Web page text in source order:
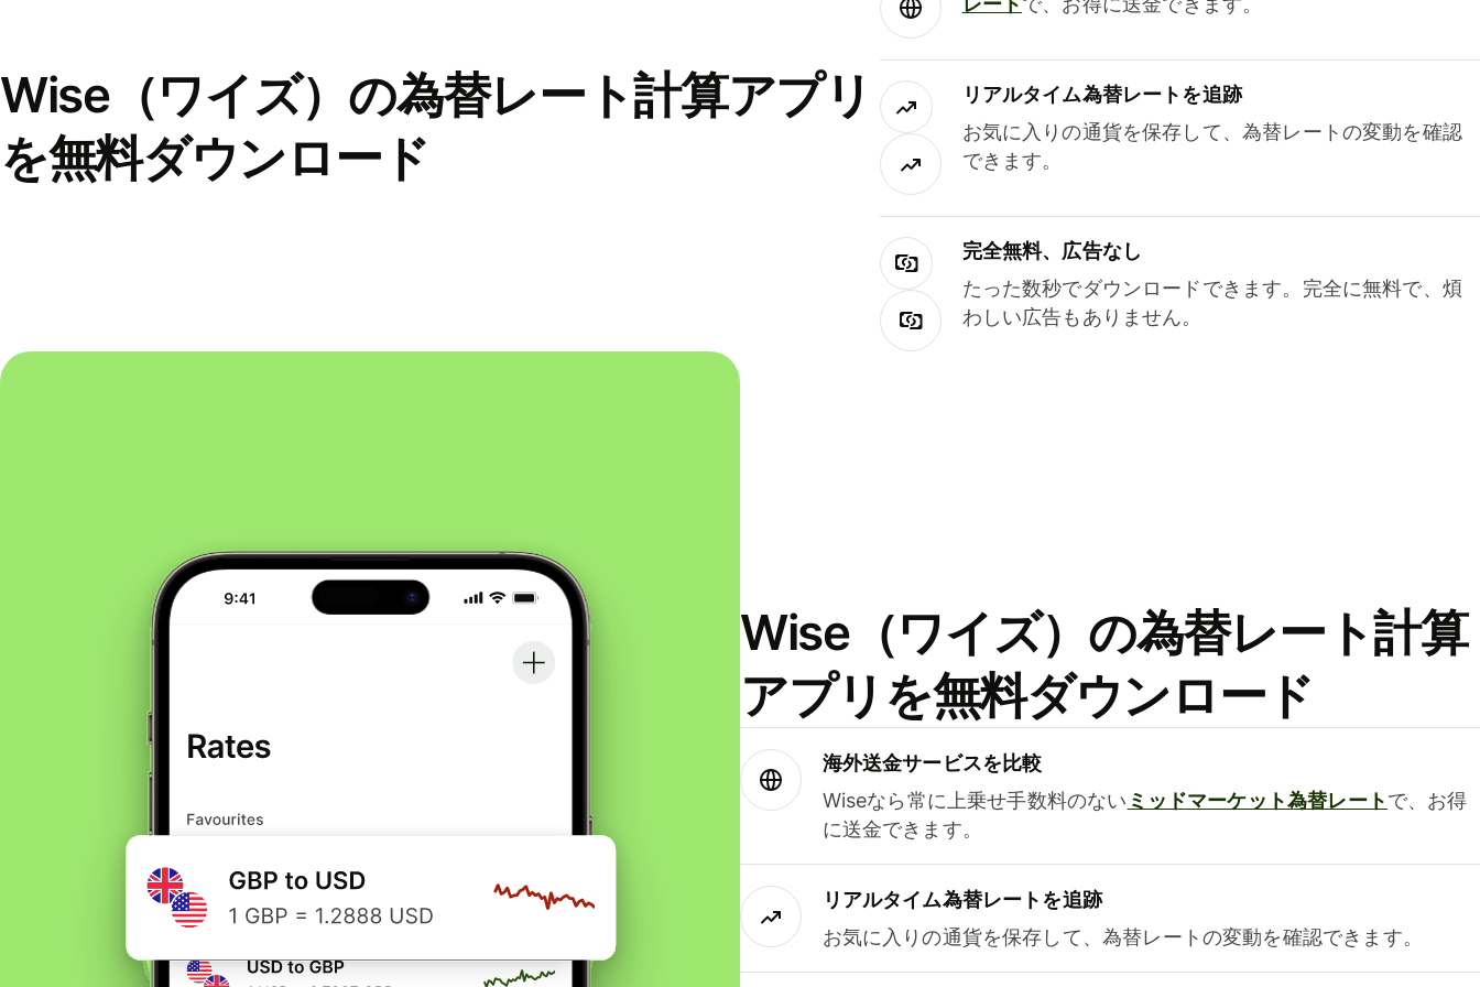
Wise（ワイズ）の為替レート計算アプリ
を無料ダウンロード
リアルタイム為替レートを追跡
お気に入りの通貨を保存して、為替レートの変動を確認
できます。
完全無料、広告なし
たった数秒でダウンロードできます。完全に無料で、煩
わしい広告もありません。
Wise（ワイズ）の為替レート計算
アプリを無料ダウンロード
海外送金サービスを比較
Wiseなら常に上乗せ手数料のない ミッドマーケット為替レートで、お得
に送金できます。
リアルタイム為替レートを追跡
お気に入りの通貨を保存して、為替レートの変動を確認できます。